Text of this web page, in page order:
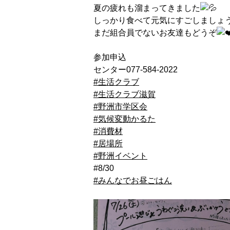
夏の疲れも溜まってきました
しっかり食べて元気にすごしましょ
まだ組合員でないお友達もどうぞ
参加申込
センター077-584-2022
#生活クラブ
#生活クラブ滋賀
#野洲市学区会
#気候変動かるた
#消費材
#居場所
#野洲イベント
#8/30
#みんなでお昼ごはん